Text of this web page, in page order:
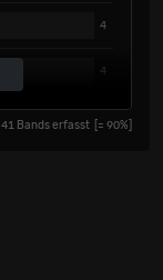
4
4
41 Bands erfasst [= 90%]